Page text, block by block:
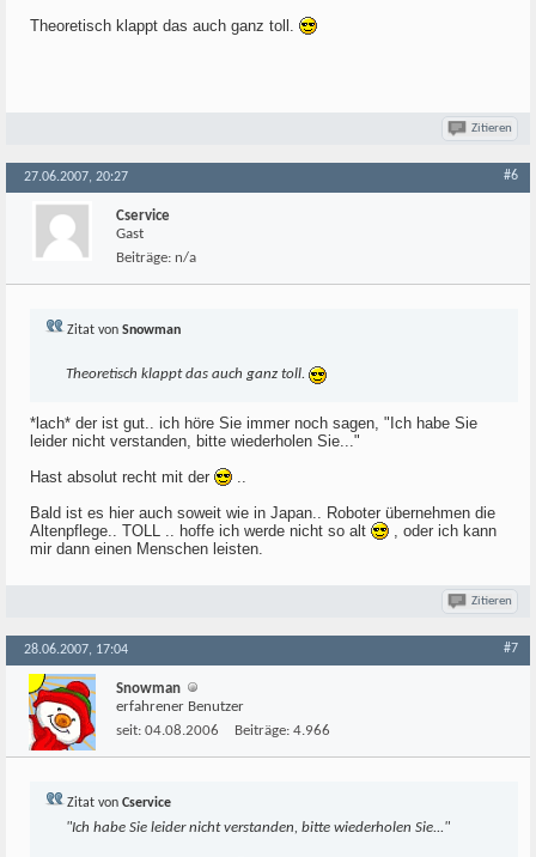
Theoretisch klappt das auch ganz toll.
Zitieren
27.06.2007, 20:27 #6
Cservice
Gast
Beiträge: n/a
Zitat von Snowman
Theoretisch klappt das auch ganz toll.
*lach* der ist gut.. ich höre Sie immer noch sagen, "Ich habe Sie
leider nicht verstanden, bitte wiederholen Sie..."
Hast absolut recht mit der
..
Bald ist es hier auch soweit wie in Japan.. Roboter übernehmen die
Altenpflege.. TOLL .. hoffe ich werde nicht so alt
, oder ich kann
mir dann einen Menschen leisten.
Zitieren
28.06.2007, 17:04 #7
Snowman
erfahrener Benutzer
seit: 04.08.2006 Beiträge: 4.966
Zitat von Cservice
"Ich habe Sie leider nicht verstanden, bitte wiederholen Sie..."